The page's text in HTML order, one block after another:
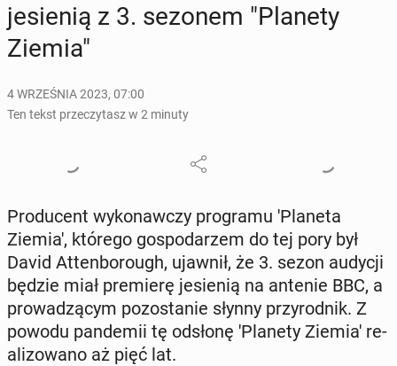
je­sie­nią z 3. sezonem "Planety
Ziemia"
4 WRZEŚNIA 2023, 07:00
Ten tekst przeczytasz w 2 minuty
Pro­du­cent wy­ko­naw­czy pro­gra­mu 'Pla­ne­ta
Ziemia', którego go­spo­da­rzem do tej pory był
David At­ten­bo­ro­ugh, ujawnił, że 3. sezon audycji
będzie miał pre­mie­rę je­sie­nią na antenie BBC, a
pro­wa­dzą­cym po­zo­sta­nie słynny przy­rod­nik. Z
powodu pan­de­mii tę odsłonę 'Pla­ne­ty Ziemia' re­
ali­zo­wa­no aż pięć lat.